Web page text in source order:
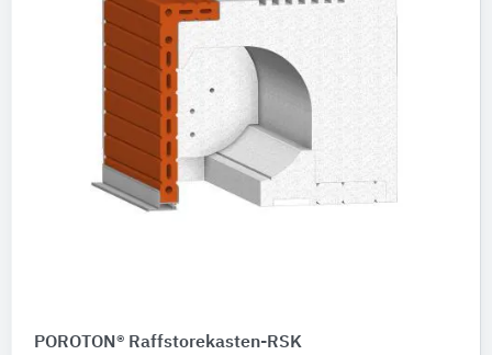
POROTON® Raffstorekasten-RSK